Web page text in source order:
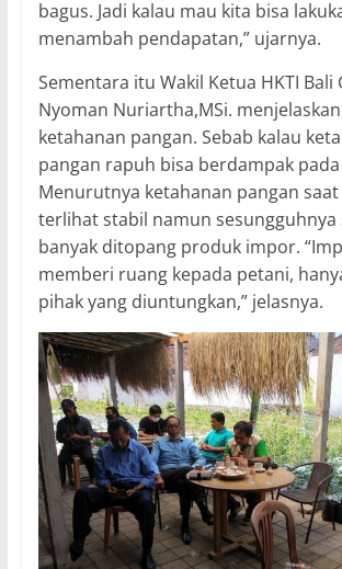
bagus. Jadi kalau mau kita bisa
menambah pendapatan,” ujarnya.
Sementara itu Wakil Ketua HKTI Bali
Nyoman Nuriartha,MSi.
ketahanan pangan. Sebab kalau
pangan rapuh bisa berdampak
Menurutnya ketahanan pangan
terlihat stabil namun sesungguhnya
banyak ditopang produk impor.
memberi ruang kepada petani,
pihak yang diuntungkan,” jelasnya.